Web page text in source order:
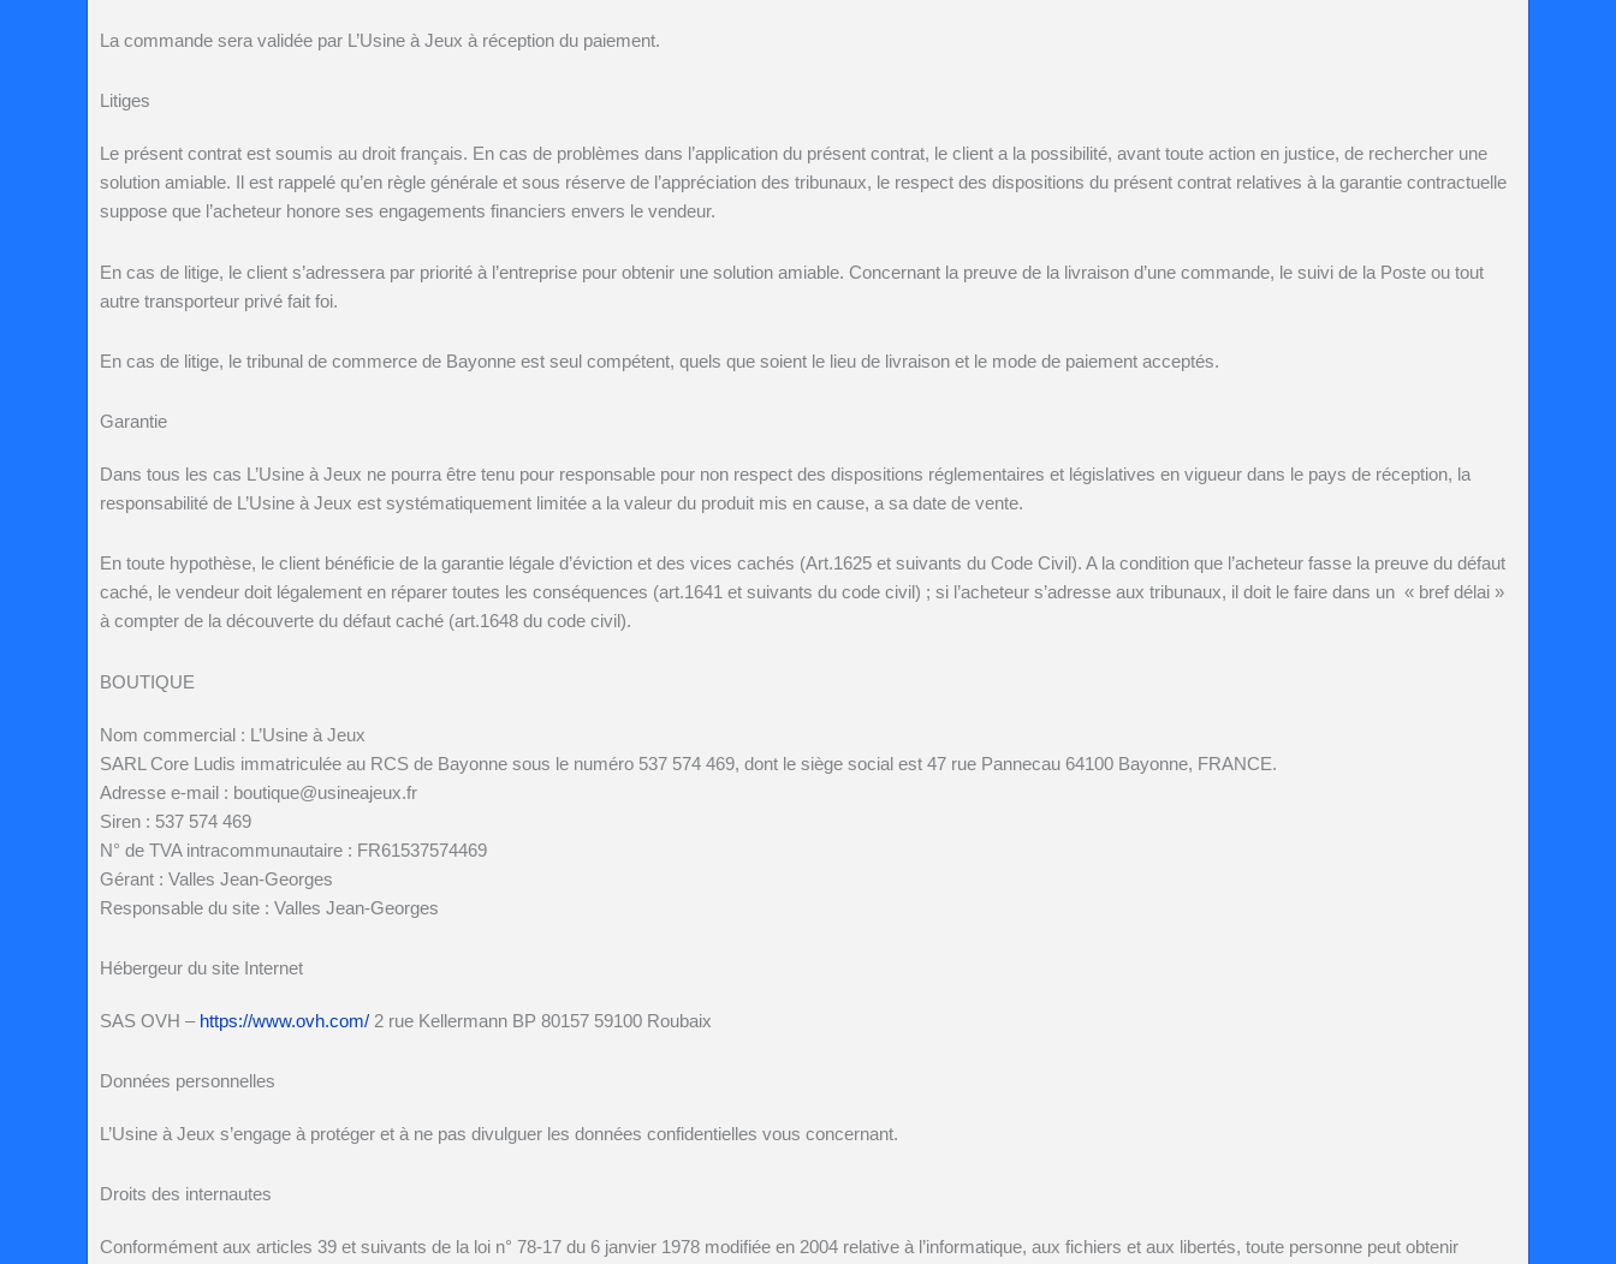
La commande sera validée par L’Usine à Jeux à réception du paiement.
Litiges
Le présent contrat est soumis au droit français. En cas de problèmes dans l’application du présent contrat, le client a la possibilité, avant toute action en justice, de rechercher une
solution amiable. Il est rappelé qu’en règle générale et sous réserve de l’appréciation des tribunaux, le respect des dispositions du présent contrat relatives à la garantie contractuelle
suppose que l’acheteur honore ses engagements financiers envers le vendeur.
En cas de litige, le client s’adressera par priorité à l’entreprise pour obtenir une solution amiable. Concernant la preuve de la livraison d’une commande, le suivi de la Poste ou tout
autre transporteur privé fait foi.
En cas de litige, le tribunal de commerce de Bayonne est seul compétent, quels que soient le lieu de livraison et le mode de paiement acceptés.
Garantie
Dans tous les cas L’Usine à Jeux ne pourra être tenu pour responsable pour non respect des dispositions réglementaires et législatives en vigueur dans le pays de réception, la
responsabilité de L’Usine à Jeux est systématiquement limitée a la valeur du produit mis en cause, a sa date de vente.
En toute hypothèse, le client bénéficie de la garantie légale d’éviction et des vices cachés (Art.1625 et suivants du Code Civil). A la condition que l’acheteur fasse la preuve du défaut
caché, le vendeur doit légalement en réparer toutes les conséquences (art.1641 et suivants du code civil) ; si l’acheteur s’adresse aux tribunaux, il doit le faire dans un « bref délai »
à compter de la découverte du défaut caché (art.1648 du code civil).
BOUTIQUE
Nom commercial : L’Usine à Jeux
SARL Core Ludis immatriculée au RCS de Bayonne sous le numéro 537 574 469, dont le siège social est 47 rue Pannecau 64100 Bayonne, FRANCE.
Adresse e-mail : boutique@usineajeux.fr
Siren : 537 574 469
N° de TVA intracommunautaire : FR61537574469
Gérant : Valles Jean-Georges
Responsable du site : Valles Jean-Georges
Hébergeur du site Internet
SAS OVH – https://www.ovh.com/ 2 rue Kellermann BP 80157 59100 Roubaix
Données personnelles
L’Usine à Jeux s’engage à protéger et à ne pas divulguer les données confidentielles vous concernant.
Droits des internautes
Conformément aux articles 39 et suivants de la loi n° 78-17 du 6 janvier 1978 modifiée en 2004 relative à l’informatique, aux fichiers et aux libertés, toute personne peut obtenir